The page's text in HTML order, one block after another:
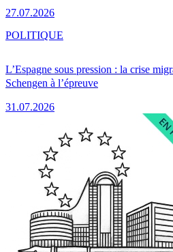
27.07.2026
L’Espagne sous pression : la crise
Schengen à l’épreuve
31.07.2026
POLITIQUE